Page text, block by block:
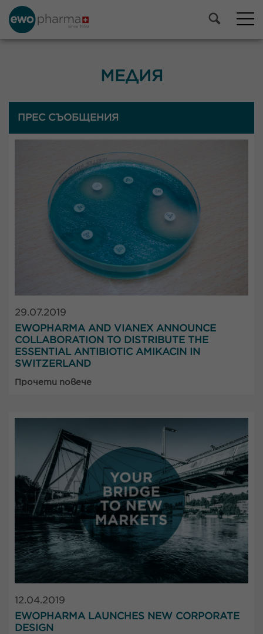
МЕДИЯ
ПРЕС СЪОБЩЕНИЯ
29.07.2019
EWOPHARMA AND VIANEX ANNOUNCE
COLLABORATION TO DISTRIBUTE THE
ESSENTIAL ANTIBIOTIC AMIKACIN IN
SWITZERLAND
Прочети повече
12.04.2019
EWOPHARMA LAUNCHES NEW CORPORATE
DESIGN